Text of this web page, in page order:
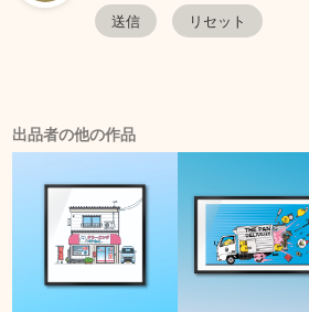
出品者の他の作品